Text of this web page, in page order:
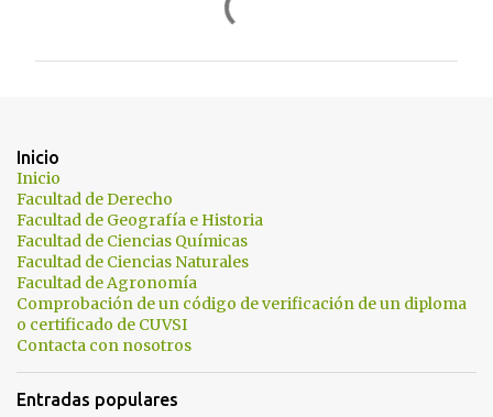
a
r
i
o
s
Inicio
Inicio
Facultad de Derecho
Facultad de Geografía e Historia
Facultad de Ciencias Químicas
Facultad de Ciencias Naturales
Facultad de Agronomía
Comprobación de un código de verificación de un diploma
o certificado de CUVSI
Contacta con nosotros
Entradas populares